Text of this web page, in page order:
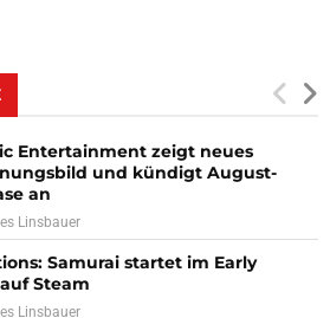
Entertainment zeigt neues
und kündigt August-
an
Linsbauer
Samurai startet im Early
Steam
Linsbauer